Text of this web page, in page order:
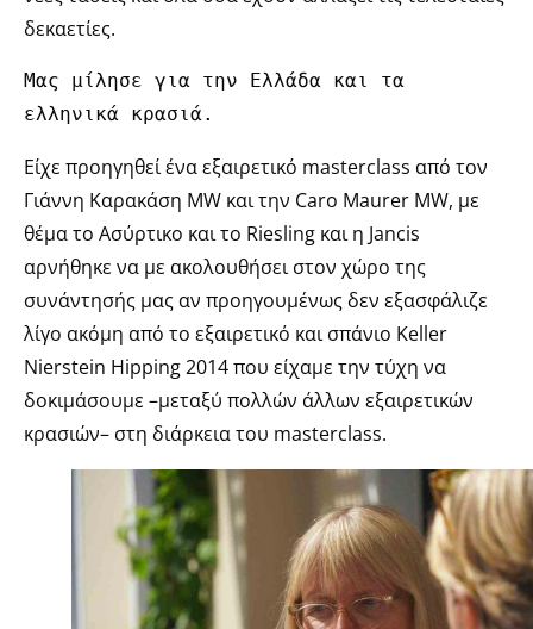
δεκαετίες.
Μας μίλησε για την Ελλάδα και τα
ελληνικά κρασιά.
Είχε προηγηθεί ένα εξαιρετικό masterclass από τον
Γιάννη Καρακάση ΜW και την Caro Maurer ΜW, με
θέμα το Ασύρτικο και το Riesling και η Jancis
αρνήθηκε να με ακολουθήσει στον χώρο της
συνάντησής μας αν προηγουμένως δεν εξασφάλιζε
λίγο ακόμη από το εξαιρετικό και σπάνιο Keller
Nierstein Hipping 2014 που είχαμε την τύχη να
δοκιμάσουμε –μεταξύ πολλών άλλων εξαιρετικών
κρασιών– στη διάρκεια του masterclass.